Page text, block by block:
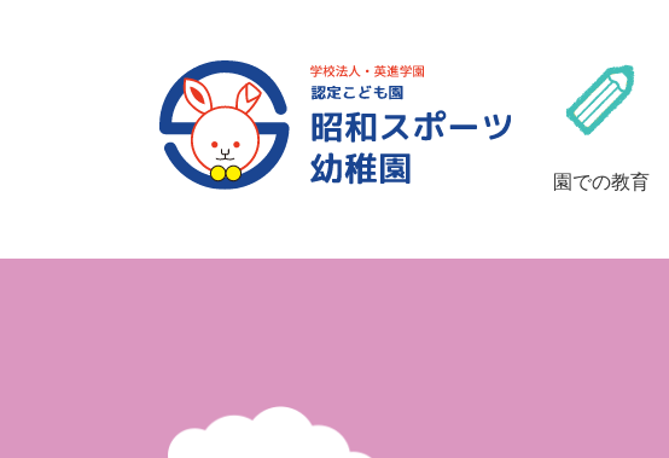
園での教育